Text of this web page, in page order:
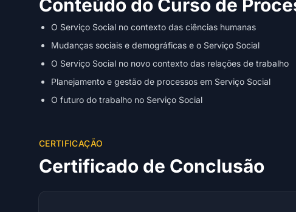
Conteúdo do Curso de
O Serviço Social no contexto das ciências humanas
Mudanças sociais e demográficas e o Serviço Social
O Serviço Social no novo contexto das relações de trabalho
Planejamento e gestão de processos em Serviço Social
O futuro do trabalho no Serviço Social
CERTIFICAÇÃO
Certificado de Conclusão